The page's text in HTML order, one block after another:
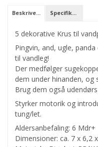
Beskrivelse Specifikationer
5 dekorative Krus til
Pingvin, and, ugle,
til vandleg!
Der medfølger
dem under hinanden, og
Brug dem også
Styrker motorik og
tung/let.
Aldersanbefaling: 6 Mdr+
Dimensioner: ca. 7 x 6,2